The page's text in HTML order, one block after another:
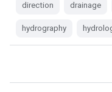
direction drainage
hydrography